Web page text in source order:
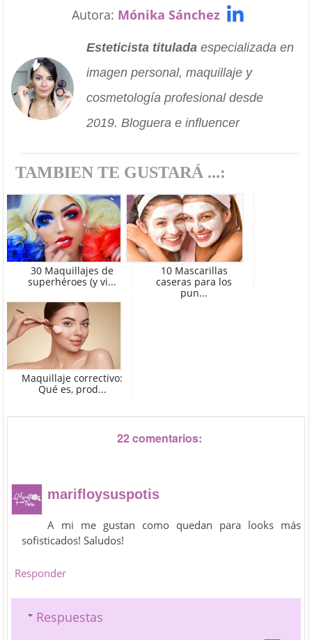
Autora: Mónika Sánchez
Esteticista tituladaespecializada en
imagen personal, maquillaje y
cosmetología profesional desde
2019. Bloguera e influencer
TAMBIEN TE GUSTARÁ ...:
30 Maquillajes de
superhéroes (y vi...
10 Mascarillas
caseras para los
pun...
Maquillaje correctivo:
Qué es, prod...
22 comentarios:
marifloysuspotis
A mi me gustan como quedan para looks más
sofisticados! Saludos!
Responder
Respuestas